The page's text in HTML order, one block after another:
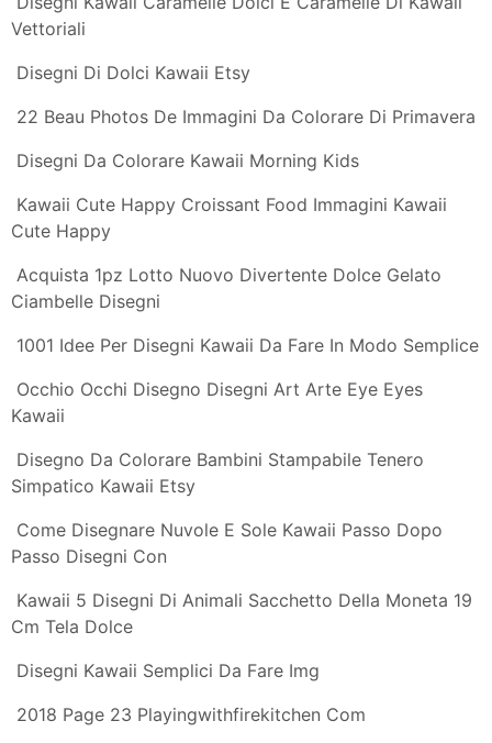
Come Disegnare Arcobaleno Kawaii Passo Dopo Passo
Disegni Kawaii
Disegno Il Cupcake Kawaii Colorato Da Utente Non
Registrato Il 31 Di